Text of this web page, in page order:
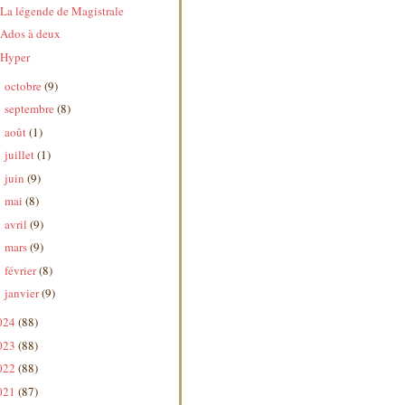
La légende de Magistrale
Ados à deux
Hyper
octobre (9)
septembre (8)
août(1)
juillet(1)
juin (9)
mai (8)
avril (9)
mars(9)
février(8)
janvier(9)
(88)
(88)
(88)
(87)